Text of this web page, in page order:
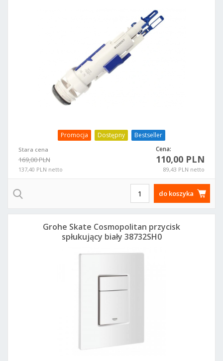
Promocja Dostępny Bestseller
Stara cena
169,00 PLN
137,40 PLN netto
Cena:
110,00 PLN
89,43 PLN netto
do koszyka
Grohe Skate Cosmopolitan przycisk
spłukujący biały 38732SH0